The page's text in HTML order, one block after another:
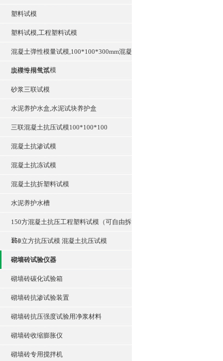
塑料试模
塑料试模,工程塑料试模
混凝土弹性模量试模,100*100*300mm混凝
土弹性模量试模
脱模专用气泵
砂浆三联试模
水泥养护水盒,水泥试块养护盒
三联混凝土抗压试模100*100*100
混凝土抗渗试模
混凝土抗冻试模
混凝土抗折塑料试模
水泥养护水槽
150方混凝土抗压工程塑料试模（可自由拆
装）
150立方抗压试模 混凝土抗压试模
砌墙砖试验仪器
砌墙砖碳化试验箱
砌墙砖抗渗试验装置
砌墙砖抗压强度试验用净浆材料
砌墙砖收缩膨胀仪
砌墙砖专用搅拌机